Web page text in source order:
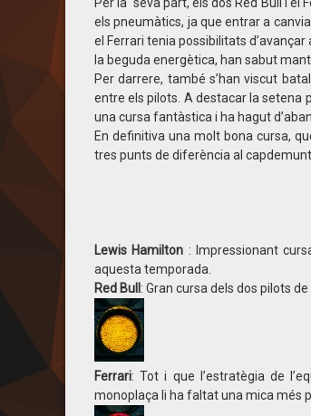
els pneumàtics, ja que entrar a
el Ferrari tenia possibilitats
la beguda energètica, han sabut
Per darrere, també s’han viscut
entre els pilots. A destacar la setena
una cursa fantàstica i ha hagut
En definitiva una molt bona cursa,
tres punts de diferència al
Lewis Hamilton : Impressionant
aquesta temporada.
Red Bull : Gran cursa dels dos pilots
Ferrari: Tot i que l’estratègia de
monoplaça li ha faltat una mica més